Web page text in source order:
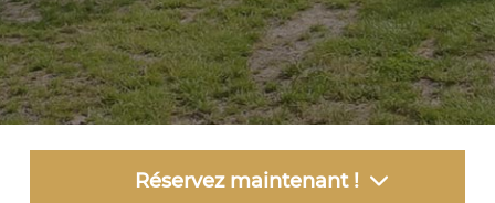
Réservez maintenant !